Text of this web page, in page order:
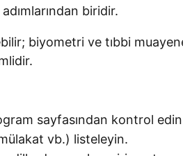
biridir.
biyometri ve tıbbi
sayfasından kontrol
vb.) listeleyin.